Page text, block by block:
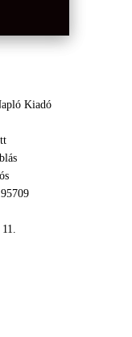
Kiadó